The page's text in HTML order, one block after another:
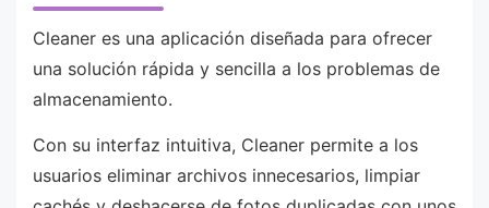
Cleaner es una aplicación diseñada para ofrecer
una solución rápida y sencilla a los problemas de
almacenamiento.
Con su interfaz intuitiva, Cleaner permite a los
usuarios eliminar archivos innecesarios, limpiar